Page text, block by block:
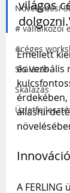
Növekedési
# vállalkozói
#céges
Skálázás
Skálázás
világos
Emellett
és verbális
A FERLING